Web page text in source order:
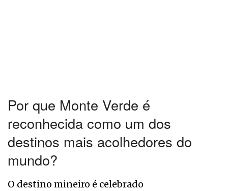
Por que Monte Verde é
reconhecida como um dos
destinos mais acolhedores do
mundo?
O destino mineiro é celebrado